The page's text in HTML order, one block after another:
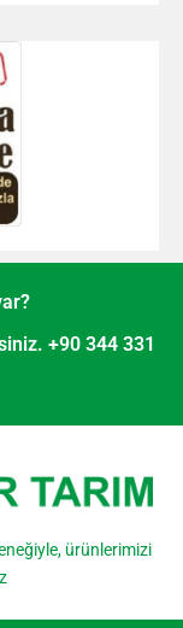
+90 344 331
ürünlerimizi